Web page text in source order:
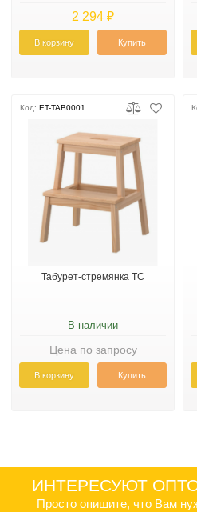
2 294 ₽
В корзину Купить
Код: ET-TAB0001
Табурет-стремянка ТС
В наличии
Цена по запросу
В корзину Купить
ИНТЕРЕСУЮТ
Просто опишите, что Вам